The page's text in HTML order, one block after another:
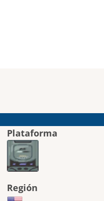
Plataforma
Región